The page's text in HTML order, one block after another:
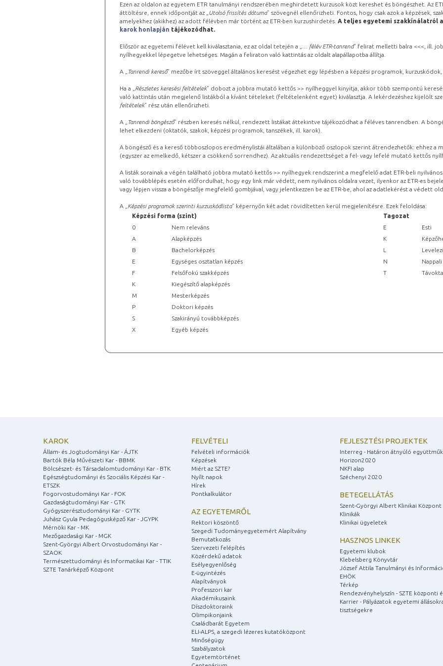
Ezen az oldalon az egyetem ETR tanulmányi rendszerében meghirdetett kurzusok közt kereshet és böngészhet. Az
áttöltésre, ennek időpontját az „ Utolsó frissítés dátuma” szövegnél ellenőrizheti. Fontos, hogy csak azok a képzések,
amelyekhez (akikhez) az adott félévben már történt az ETR-ben kurzushirdetés. A teljes egyetemi szakkínálatról a
karok honlapján tájékozódhat.
Először az egyetemi félévet kell kiválasztania, ez az oldal tetején a „ … félév ETR-tanrend” felirat melletti balra <<<, ill.
nyílhegyekkel lépegetve lehetséges. Magán a feliraton való kattintás az oldalt alapállapotba állítja.
A „ Tanrendi kereső” mezőbe írt szöveggel általános keresést végezhet egy lépésben a képzési programok,
Ha a „ Részletes keresési feltételek” dobozt a jobbra mutató kettős >> nyílheggyel kinyitja, akkor több szempontú
való kattintás után megjelenő listákból a kívánt tételeket (feltételenként egyet) kiválasztja. A lekérdezéshez kijelölt
feltételek” rész után ellenőrizheti.
A „ Tanrendi böngésző” részben keresés nélkül, rendezett listákat áttekintve tájékozódhat a féléves tanrendben. A
lehet elkezdeni (oktatók, szakok, képzési programok, tanszékek, ill. karok).
A böngésző és a kereső többoszlopos eredménylistái általában a különböző oszlopok szerint átrendezhetők: ehhez a
(egyszer az emelkedő, kétszer a csökkenő sorrendhez). Az aktuális rendezettséget a fel- vagy lefelé mutató kettős
A listák sorainak a végén található jobbra mutató kettős >> nyílhegyek rendszerint a megfelelő adat ETR-beli
való továbblépés esetén előfordulhat, hogy egy link már védett, nem nyilvános oldalra vezet, ilyenkor az ETR-es
vagy lépjen vissza a böngészője megfelelő gombjával, vagy jelentkezzen be az ETR-be, ahol az adatlekérést a védett
A „ Képzési programok szerinti kurzuskódlista” képernyőn két adat rövidítetten kerül megjelenítésre. Ezek feloldása:
Képzési forma (szint)
Tagozat
0
Nem releváns E
Esti
A
Alapképzés K
B
Bachelorképzés L
E
Egységes osztatlan képzés N
Nappali
F
Felsőfokú szakképzés T
K
Kiegészítő alapképzés
M
Mesterképzés
P
Doktori képzés
S
Szakirányú továbbképzés
X
Egyéb képzés
KAROK
Állam- és Jogtudományi Kar - ÁJTK
Bartók Béla Művészeti Kar - BBMK
Bölcsészet- és Társadalomtudományi Kar - BTK
Egészségtudományi és Szociális Képzési Kar -
ETSZK
Fogorvostudományi Kar - FOK
Gazdaságtudományi Kar - GTK
Gyógyszerésztudományi Kar - GYTK
Juhász Gyula Pedagógusképző Kar - JGYPK
Mérnöki Kar - MK
Mezőgazdasági Kar - MGK
Szent-Györgyi Albert Orvostudományi Kar -
SZAOK
Természettudományi és Informatikai Kar - TTIK
SZTE Tanárképző Központ
FELVÉTELI
Felvételi információk
Képzések
Miért az SZTE?
Nyílt napok
Hírek
Pontkalkulátor
AZ EGYETEMRŐL
Rektori köszöntő
Szegedi Tudományegyetemért Alapítvány
Bemutatkozás
Szervezeti felépítés
Közérdekű adatok
Esélyegyenlőség
E-ügyintézés
Alapítványok
Professzori kar
Akadémikusaink
Díszdoktoraink
Olimpikonjaink
Családbarát Egyetem
ELI-ALPS, a szegedi lézeres kutatóközpont
Minőségügy
Szabályzatok
Egyetemtörténet
FEJLESZTÉSI PROJEKTEK
Interreg - Határon átnyúló
Horizon2020
NKFI alap
Széchenyi 2020
BETEGELLÁTÁS
Szent-Györgyi Albert Klinikai Központ
Klinikák
Klinikai ügyeletek
HASZNOS LINKEK
Egyetemi klubok
Klebelsberg Könyvtár
József Attila Tanulmányi és
EHÖK
Térkép
Rendezvényhelyszín - SZTE központi
Karrier - Pályázatok egyetemi
tisztségekre